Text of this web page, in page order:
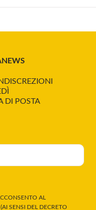
DI POSTA
AL
SENSI DEL DECRETO